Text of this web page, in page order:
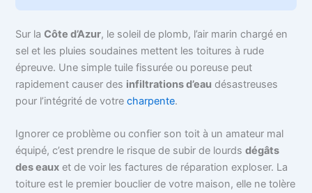
Sur laCôte d’Azur, le soleil de plomb, l’air marin chargé en
sel et les pluies soudaines mettent les toitures à rude
épreuve. Une simple tuile fissurée ou poreuse peut
rapidement causer des infiltrations d’eau désastreuses
pour l’intégrité de votrecharpente.
Ignorer ce problème ou confier son toit à un amateur mal
équipé, c’est prendre le risque de subir de lourdsdégâts
des eaux et de voir les factures de réparation exploser. La
toiture est le premier bouclier de votre maison, elle ne tolère